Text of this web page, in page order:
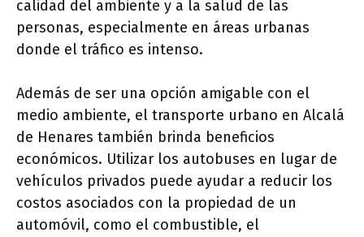
calidad del ambiente y a la salud de las
personas, especialmente en áreas urbanas
donde el tráfico es intenso.
Además de ser una opción amigable con el
medio ambiente, el transporte urbano en Alcalá
de Henares también brinda beneficios
económicos. Utilizar los autobuses en lugar de
vehículos privados puede ayudar a reducir los
costos asociados con la propiedad de un
automóvil, como el combustible, el